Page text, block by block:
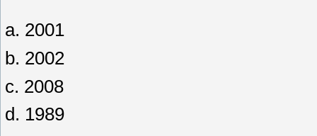
a. 2001
b. 2002
c. 2008
d. 1989